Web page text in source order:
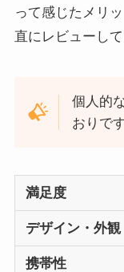
って感じたメリ
直にレビューして
個人的
おりで
満足度
デザイン・外観
携帯性